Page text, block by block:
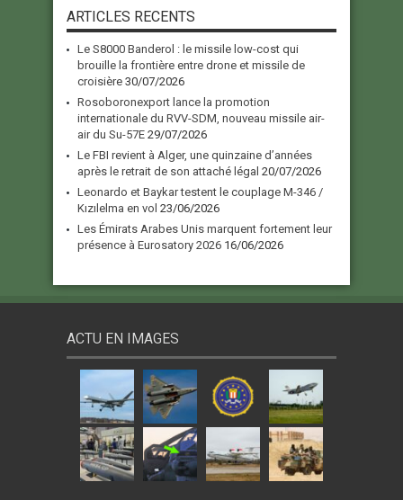
ARTICLES RECENTS
Le S8000 Banderol : le missile low-cost qui
brouille la frontière entre drone et missile de
croisière 30/07/2026
Rosoboronexport lance la promotion
internationale du RVV-SDM, nouveau missile air-
air du Su-57E 29/07/2026
Le FBI revient à Alger, une quinzaine d’années
après le retrait de son attaché légal 20/07/2026
Leonardo et Baykar testent le couplage M-346 /
Kızılelma en vol 23/06/2026
Les Émirats Arabes Unis marquent fortement leur
présence à Eurosatory 2026 16/06/2026
ACTU EN IMAGES